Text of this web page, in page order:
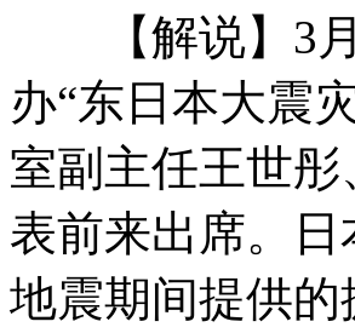
余文乐再执导MV 亲自演绎<泛滥>
北约军演一架“大力神”军用运输机
"航天种子"摇身一变包治百病
【解说】3月
办“东日本大震
室副主任王世
表前来出席。
地震期间提供